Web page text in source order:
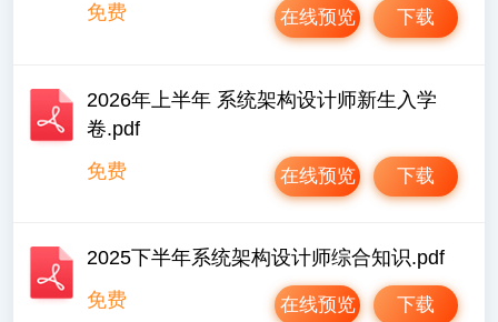
免费
下载
在线预览
2026年上半年 系统架构设计师新生入学
卷.pdf
免费
下载
在线预览
2025下半年系统架构设计师综合知识.pdf
免费
下载
在线预览